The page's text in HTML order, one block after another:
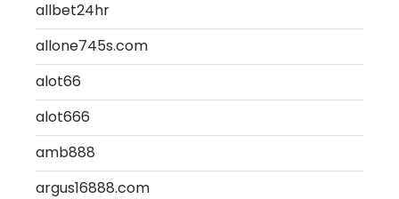
allbet24hr
allone745s.com
alot66
alot666
amb888
argus16888.com